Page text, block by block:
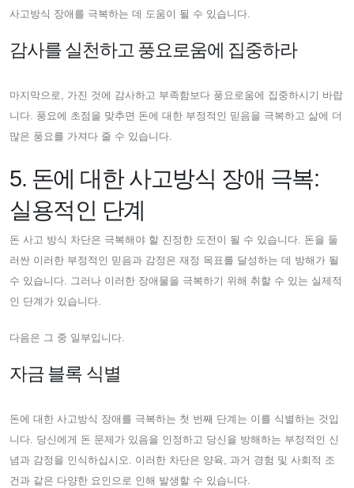
사고방식 장애를 극복하는 데 도움이 될 수 있습니다.
감사를 실천하고 풍요로움에 집중하라
마지막으로, 가진 것에 감사하고 부족함보다 풍요로움에 집중하시기 바랍
니다. 풍요에 초점을 맞추면 돈에 대한 부정적인 믿음을 극복하고 삶에 더
많은 풍요를 가져다 줄 수 있습니다.
5. 돈에 대한 사고방식 장애 극복:
실용적인 단계
돈 사고 방식 차단은 극복해야 할 진정한 도전이 될 수 있습니다. 돈을 둘
러싼 이러한 부정적인 믿음과 감정은 재정 목표를 달성하는 데 방해가 될
수 있습니다. 그러나 이러한 장애물을 극복하기 위해 취할 수 있는 실제적
인 단계가 있습니다.
다음은 그 중 일부입니다.
자금 블록 식별
돈에 대한 사고방식 장애를 극복하는 첫 번째 단계는 이를 식별하는 것입
니다. 당신에게 돈 문제가 있음을 인정하고 당신을 방해하는 부정적인 신
념과 감정을 인식하십시오. 이러한 차단은 양육, 과거 경험 및 사회적 조
건과 같은 다양한 요인으로 인해 발생할 수 있습니다.